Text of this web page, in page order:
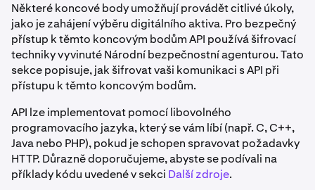
Některé koncové body umožňují provádět citlivé úkoly,
jako je zahájení výběru digitálního aktiva. Pro bezpečný
přístup k těmto koncovým bodům API používá šifrovací
techniky vyvinuté Národní bezpečnostní agenturou. Tato
sekce popisuje, jak šifrovat vaši komunikaci s API při
přístupu k těmto koncovým bodům.
API lze implementovat pomocí libovolného
programovacího jazyka, který se vám líbí (např. C, C++,
Java nebo PHP), pokud je schopen spravovat požadavky
HTTP. Důrazně doporučujeme, abyste se podívali na
příklady kódu uvedené v sekci Další zdroje.